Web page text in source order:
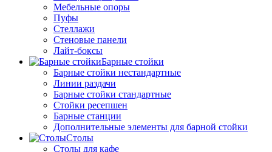
Мебельные опоры
Пуфы
Стеллажи
Стеновые панели
Лайт-боксы
Барные стойки
Барные стойки нестандартные
Линии раздачи
Барные стойки стандартные
Стойки ресепшен
Барные станции
Дополнительные элементы для барной стойки
Столы
Столы для кафе